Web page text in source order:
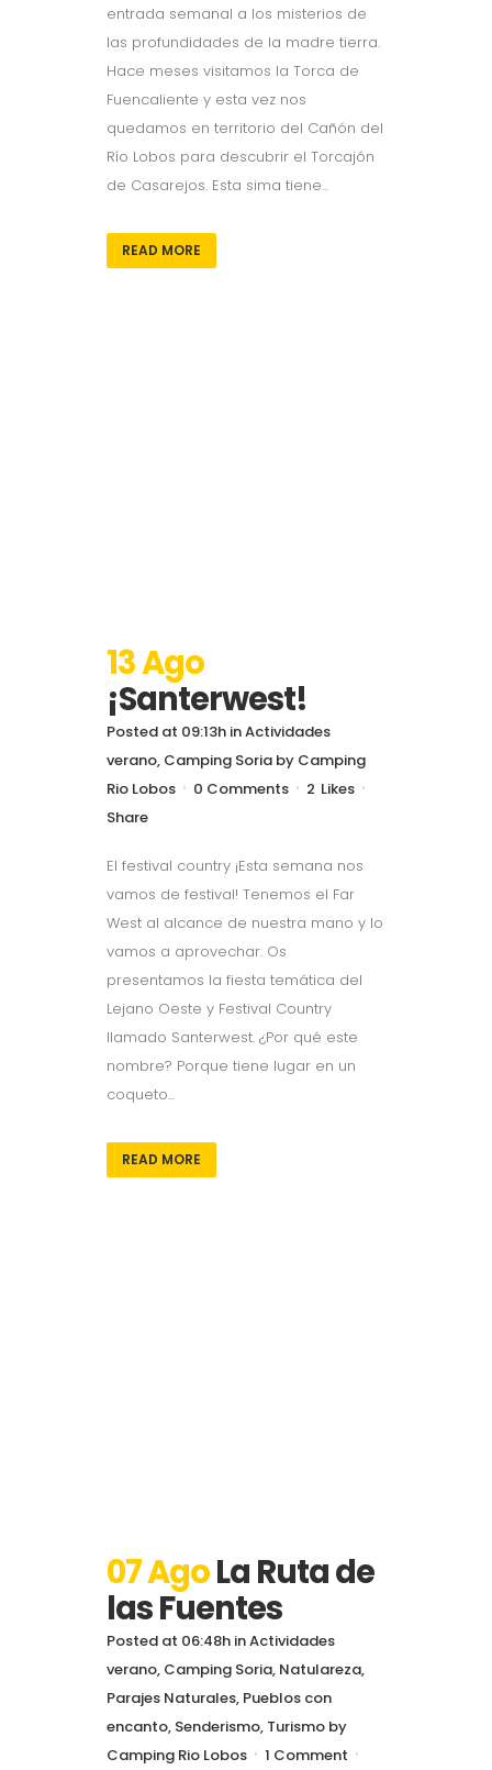
entrada semanal a los misterios de
las profundidades de la madre tierra.
Hace meses visitamos la Torca de
Fuencaliente y esta vez nos
quedamos en territorio del Cañón del
Río Lobos para descubrir el Torcajón
de Casarejos. Esta sima tiene...
READ MORE
13 Ago
¡Santerwest!
Posted at 09:13h inActividades
verano, Camping Soria by Camping
Rio Lobos
0 Comments 2 Likes
Share
El festival country ¡Esta semana nos
vamos de festival! Tenemos el Far
West al alcance de nuestra mano y lo
vamos a aprovechar. Os
presentamos la fiesta temática del
Lejano Oeste y Festival Country
llamado Santerwest. ¿Por qué este
nombre? Porque tiene lugar en un
coqueto...
READ MORE
07 AgoLa Ruta de
las Fuentes
Posted at 06:48h inActividades
verano, Camping Soria, Natulareza,
Parajes Naturales, Pueblos con
encanto, Senderismo, Turismo by
Camping Rio Lobos
1 Comment